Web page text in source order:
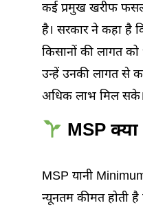
कई प्रमुख खरीफ
है। सरकार ने कहा है
किसानों की लागत को
उन्हें उनकी लागत से
अधिक लाभ मिल सके।
MSP क्या
MSP यानी
न्यूनतम कीमत होती